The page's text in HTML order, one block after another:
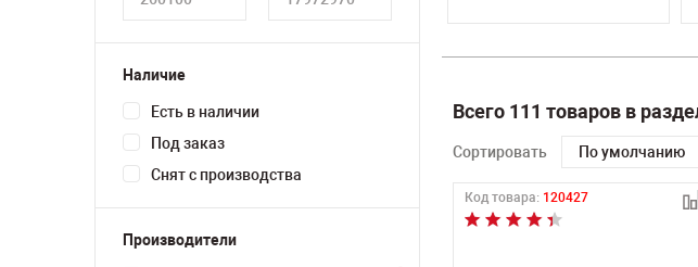
Наличие
Есть в наличии
Под заказ
Снят с производства
Производители
Всего 111 товаров в
Сортировать По умолчанию
Код товара: 120427